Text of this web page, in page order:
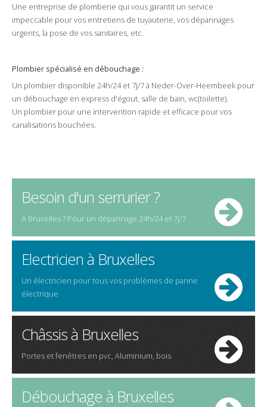
Une entreprise de plomberie qui vous garantit un service
impeccable pour vos entretiens de tuyauterie, vos dépannages
urgents, la pose de vos sanitaires, etc.
Plombier spécialisé en débouchage :
Un plombier disponible 24h/24et 7j/7à Neder-Over-Heembeek pour
un débouchage en express d'égout, salle de bain, wc(toilette).
Un plombier pour une intervention rapide et efficace pour vos
canalisations bouchées.
Besoin d'un serrurier ?
A Bruxelles ? Pour un dépannage 24h/24 et 7j/7
Electricien à Bruxelles
Un électricien pour tous vos problèmes de panne
électrique
Châssis à Bruxelles
Portes et fenêtres en pvc, Aluminium, bois
Débouchage à Bruxelles